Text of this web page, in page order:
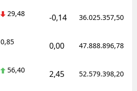
29,48 -0,14 36.025.357,50
0,85 0,00 47.888.896,78
56,40 2,45 52.579.398,20